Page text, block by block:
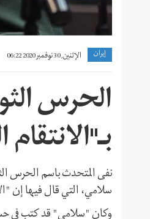
إيران الإثنين, 30 نوفمبر 2020 06:22
الحرس
سلامي، التي قال فيها إن